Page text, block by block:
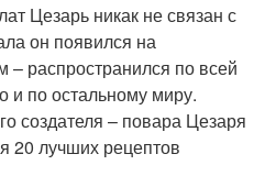
Цезарь никак не связан с
он появился на
– распространился по всей
и по остальному миру.
создателя – повара Цезаря
20 лучших рецептов